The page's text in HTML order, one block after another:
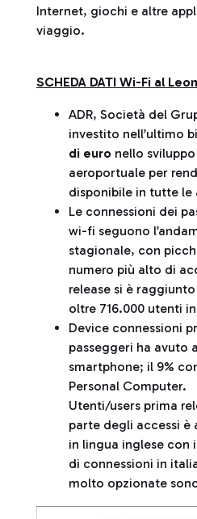
Internet, giochi e altre
viaggio.
SCHEDA DATI Wi-Fi al
ADR, Società del
investito nell’ultimo
di euro nello
aeroportuale per
disponibile in tutte le
Le connessioni dei
wi-fi seguono
stagionale, con
numero più alto di
release si è
oltre 716.000 utenti
Device connessioni
passeggeri ha avuto
smartphone; il 9%
Personal Computer.
Utenti/users prima
parte degli accessi è
in lingua inglese con
di connessioni in
molto opzionate